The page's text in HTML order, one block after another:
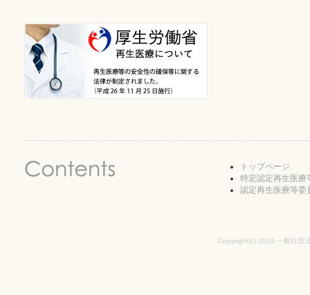
トップページ
特定認定再生医療
認定再生医療等委
Copyright(c) 2016 一般社団